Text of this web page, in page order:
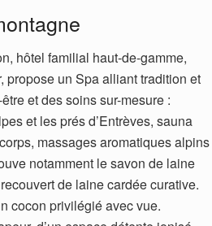
hôtel familial haut-de-gamme,
propose un Spa alliant tradition et
et des soins sur-mesure :
et les prés d’Entrèves, sauna
massages aromatiques alpins
notamment le savon de laine
de laine cardée curative.
cocon privilégié avec vue.